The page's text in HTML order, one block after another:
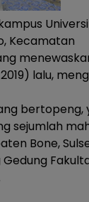
Kecamatan
lalu,
bertopeng,
sejumlah
Bone,